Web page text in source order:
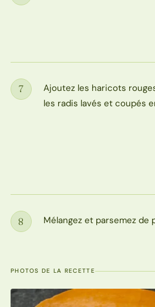
Étape
7
Ajoutez les haricots
les radis lavés et coupés
Étape
8 Mélangez et parsemez de
PHOTOS DE LA RECETTE